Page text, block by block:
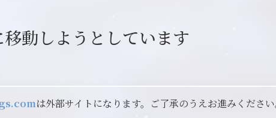
動しようとしています
は外部サイトになります。ご了承のうえお進みくださ